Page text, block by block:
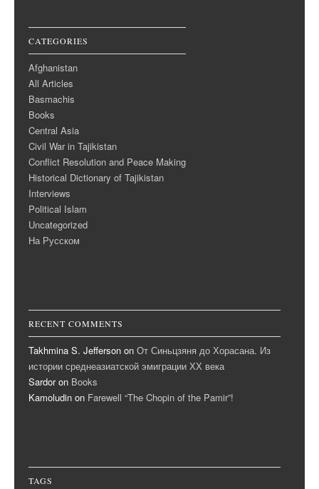
CATEGORIES
Afghanistan
All Articles
Basmachis
Books
Central Asia
Civil War in Tajikistan
Conflict Resolution and Peace Making
Historical Dictionary of Tajikistan
Interviews
Political Islam
Uncategorized
На Русском
RECENT COMMENTS
Takhmina S. Jefferson on От Синьцзяня до Хорасана. Из
истории среднеазиатской эмиграции ХХ века
Sardoron Books
Kamoludin on Farewell “The Chopin of the Pamir”!
TAGS